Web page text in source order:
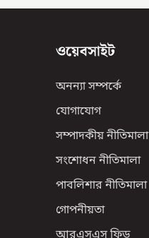
ওয়েবসাইট
অনন্যা সম্পর্কে
যোগাযোগ
সম্পাদকীয় নীতিমালা
সংশোধন নীতিমালা
পাবলিশার নীতিমালা
গোপনীয়তা